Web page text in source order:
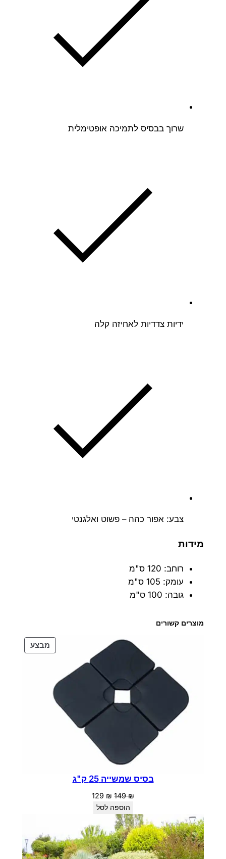
שרוך בבסיס לתמיכה אופטימלית
ידיות צדדיות לאחיזה קלה
צבע: אפור כהה – פשוט ואלגנטי
מידות
רוחב: 120 ס"מ
עומק: 105 ס"מ
גובה: 100 ס"מ
מוצרים קשורים
מבצעמוצרים
במבצע
בסיס שמשייה 25 ק"ג
149₪
המחיר
המקורי
149 ₪.
129 ₪
המחיר
129 ₪.
הוספה לסל